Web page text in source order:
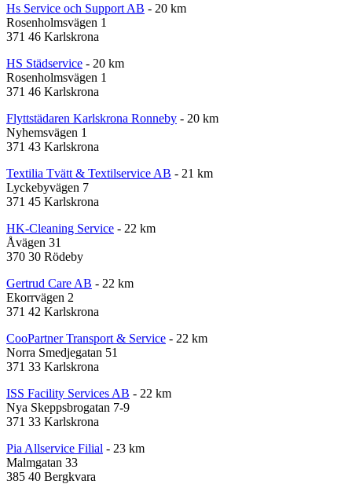
Hs Service och Support AB - 20 km
Rosenholmsvägen 1
371 46 Karlskrona
HS Städservice - 20 km
Rosenholmsvägen 1
371 46 Karlskrona
Flyttstädaren Karlskrona Ronneby - 20 km
Nyhemsvägen 1
371 43 Karlskrona
Textilia Tvätt & Textilservice AB - 21 km
Lyckebyvägen 7
371 45 Karlskrona
HK-Cleaning Service - 22 km
Åvägen 31
370 30 Rödeby
Gertrud Care AB - 22 km
Ekorrvägen 2
371 42 Karlskrona
CooPartner Transport & Service - 22 km
Norra Smedjegatan 51
371 33 Karlskrona
ISS Facility Services AB - 22 km
Nya Skeppsbrogatan 7-9
371 33 Karlskrona
Pia Allservice Filial - 23 km
Malmgatan 33
385 40 Bergkvara